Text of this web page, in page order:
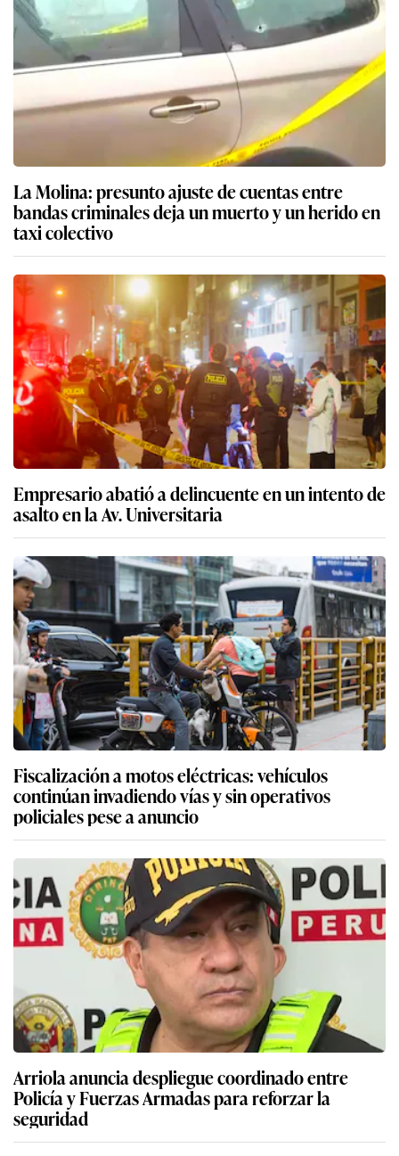
La Molina: presunto ajuste de cuentas entre
bandas criminales deja un muerto y un herido en
taxi colectivo
Empresario abatió a delincuente en un intento de
asalto en la Av. Universitaria
Fiscalización a motos eléctricas: vehículos
continúan invadiendo vías y sin operativos
policiales pese a anuncio
Arriola anuncia despliegue coordinado entre
Policía y Fuerzas Armadas para reforzar la
seguridad